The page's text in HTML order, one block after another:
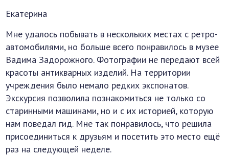
Екатерина
Мне удалось побывать в нескольких местах с ретро-
автомобилями, но больше всего понравилось в музее
Вадима Задорожного. Фотографии не передают всей
красоты антикварных изделий. На территории
учреждения было немало редких экспонатов.
Экскурсия позволила познакомиться не только со
старинными машинами, но и с их историей, которую
нам поведал гид. Мне так понравилось, что решила
присоединиться к друзьям и посетить это место ещё
раз на следующей неделе.